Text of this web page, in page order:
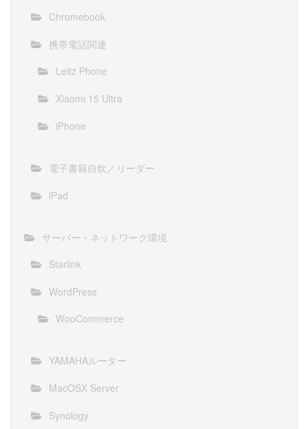
Chromebook
携帯電話関連
Leitz Phone
Xiaomi 15 Ultra
iPhone
電子書籍自炊／リーダー
iPad
サーバー・ネットワーク環境
Starlink
WordPress
WooCommerce
YAMAHAルーター
MacOSX Server
Synology